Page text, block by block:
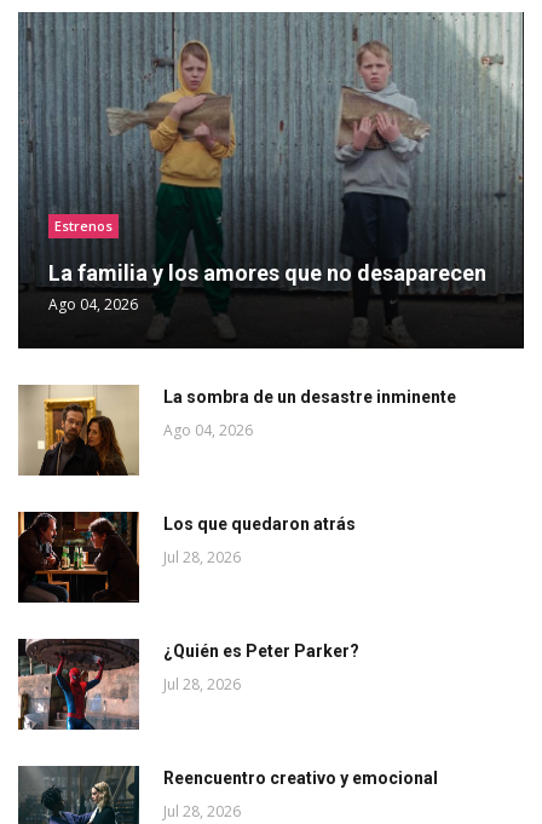
Estrenos
La familia y los amores que no desaparecen
Ago 04, 2026
La sombra de un desastre inminente
Ago 04, 2026
Los que quedaron atrás
Jul 28, 2026
¿Quién es Peter Parker?
Jul 28, 2026
Reencuentro creativo y emocional
Jul 28, 2026